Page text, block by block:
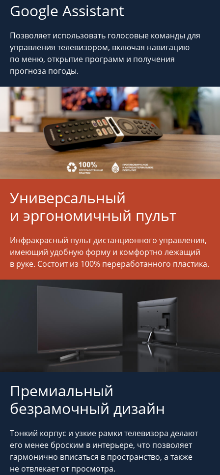
Google Assistant
Позволяет использовать голосовые команды для
управления телевизором, включая навигацию
по меню, открытие программ и получения
прогноза погоды.
Универсальный
и эргономичный пульт
Инфракрасный пульт дистанционного управления,
имеющий удобную форму и комфортно лежащий
в руке. Состоит из 100% переработанного пластика.
Премиальный
безрамочный дизайн
Тонкий корпус и узкие рамки телевизора делают
его менее броским в интерьере, что позволяет
гармонично вписаться в пространство, а также
не отвлекает от просмотра.